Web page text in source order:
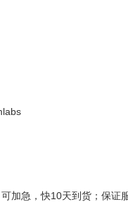
加急，快10天到货；保证